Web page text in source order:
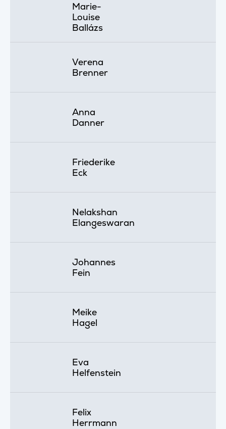
Marie-
Louise
Ballázs
Verena
Brenner
Anna
Danner
Friederike
Eck
Nelakshan
Elangeswaran
Johannes
Fein
Meike
Hagel
Eva
Helfenstein
Felix
Herrmann